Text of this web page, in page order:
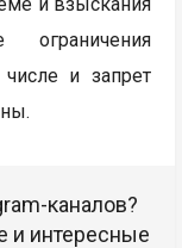
ограничения
и запрет
каналов?
интересные